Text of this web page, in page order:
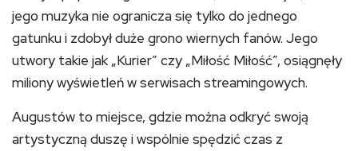
jego muzyka nie ogranicza się tylko do jednego
gatunku i zdobył duże grono wiernych fanów. Jego
utwory takie jak „Kurier” czy „Miłość Miłość”, osiągnęły
miliony wyświetleń w serwisach streamingowych.
Augustów to miejsce, gdzie można odkryć swoją
artystyczną duszę i wspólnie spędzić czas z